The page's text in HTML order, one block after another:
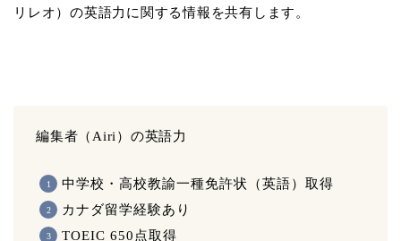
リレオ）の英語力に関する情報を共有します。
編集者（Airi）の英語力
中学校・高校教諭一種免許状（英語）取得
カナダ留学経験あり
TOEIC 650点取得